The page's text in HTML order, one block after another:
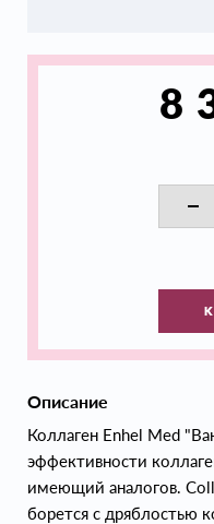
8
Описание
Коллаген Enhel Med
эффективности
имеющий аналогов.
борется с дряблостью